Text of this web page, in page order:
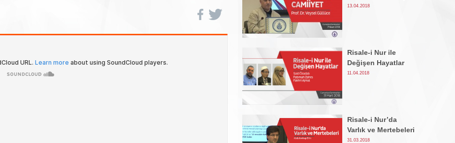
13.04.2018
Risale-i Nur ile
Değişen Hayatlar
11.04.2018
Risale-i Nur’da
Varlık ve Mertebeleri
31.03.2018